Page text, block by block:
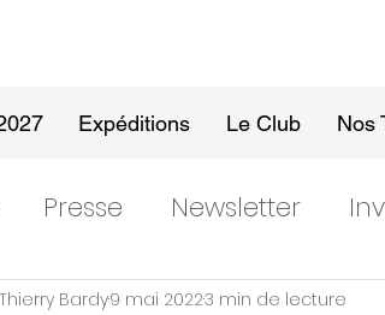
Expéditions Le Club Nos
Presse Newsletter
Thierry Bardy9 mai 20223 min de lecture